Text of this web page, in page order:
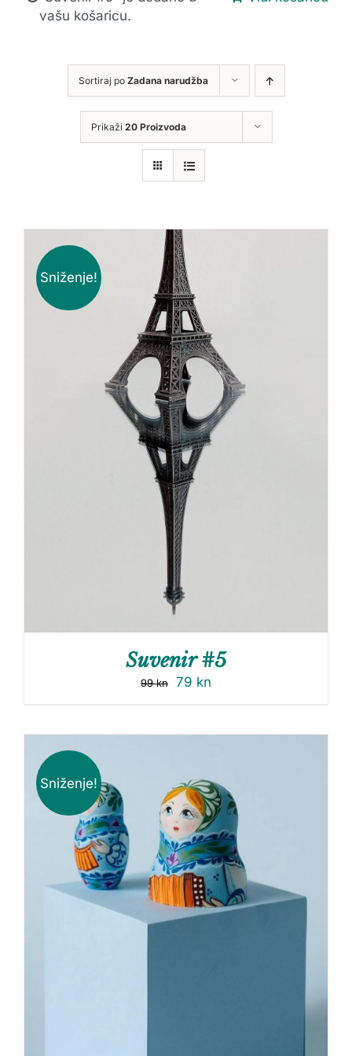
vašu košaricu.
Sortiraj po Zadana narudžba
Prikaži 20 Proizvoda
Sniženje!
Suvenir #5
99kn 79 kn
Sniženje!